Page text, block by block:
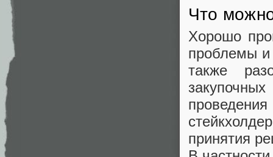
Что
Хорошо
проблемы и
также
принятия